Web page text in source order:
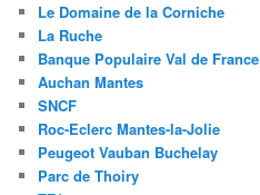
Le Domaine de la Corniche
La Ruche
Banque Populaire Val de France
Auchan Mantes
SNCF
Roc-Eclerc Mantes-la-Jolie
Peugeot Vauban Buchelay
Parc de Thoiry